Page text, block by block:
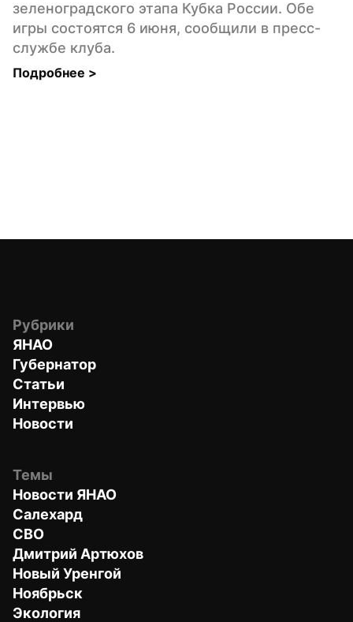
зеленоградского этапа Кубка России. Обе
игры состоятся 6 июня, сообщили в пресс-
службе клуба.
Подробнее >
Рубрики
ЯНАО
Губернатор
Статьи
Интервью
Новости
Темы
Новости ЯНАО
Салехард
СВО
Дмитрий Артюхов
Новый Уренгой
Ноябрьск
Экология